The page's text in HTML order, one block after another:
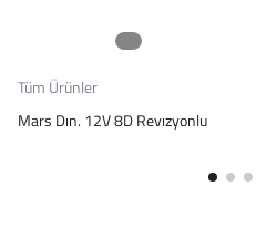
Tüm Ürünler
Mars Dın. 12V 8D Revızyonlu